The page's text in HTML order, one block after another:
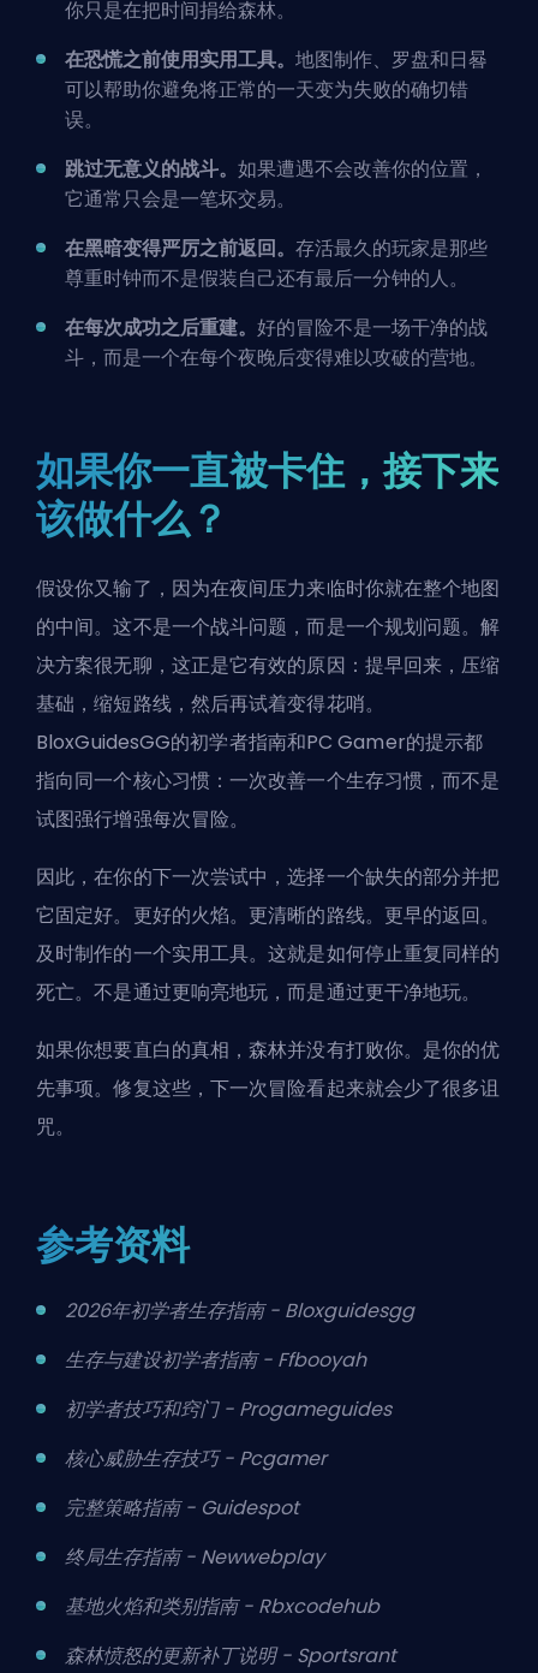
你只是在把时间捐给森林。
在恐慌之前使用实用工具。 地图制作、罗盘和日晷
可以帮助你避免将正常的一天变为失败的确切错
误。
跳过无意义的战斗。 如果遭遇不会改善你的位置，
它通常只会是一笔坏交易。
在黑暗变得严厉之前返回。 存活最久的玩家是那些
尊重时钟而不是假装自己还有最后一分钟的人。
在每次成功之后重建。 好的冒险不是一场干净的战
斗，而是一个在每个夜晚后变得难以攻破的营地。
如果你一直被卡住，接下来
该做什么？
假设你又输了，因为在夜间压力来临时你就在整个地图
的中间。这不是一个战斗问题，而是一个规划问题。解
决方案很无聊，这正是它有效的原因：提早回来，压缩
基础，缩短路线，然后再试着变得花哨。
BloxGuidesGG的初学者指南和PC Gamer的提示都
指向同一个核心习惯：一次改善一个生存习惯，而不是
试图强行增强每次冒险。
因此，在你的下一次尝试中，选择一个缺失的部分并把
它固定好。更好的火焰。更清晰的路线。更早的返回。
及时制作的一个实用工具。这就是如何停止重复同样的
死亡。不是通过更响亮地玩，而是通过更干净地玩。
如果你想要直白的真相，森林并没有打败你。是你的优
先事项。修复这些，下一次冒险看起来就会少了很多诅
咒。
参考资料
2026年初学者生存指南 - Bloxguidesgg
生存与建设初学者指南 - Ffbooyah
初学者技巧和窍门 - Progameguides
核心威胁生存技巧 - Pcgamer
完整策略指南 - Guidespot
终局生存指南 - Newwebplay
基地火焰和类别指南 - Rbxcodehub
森林愤怒的更新补丁说明 - Sportsrant